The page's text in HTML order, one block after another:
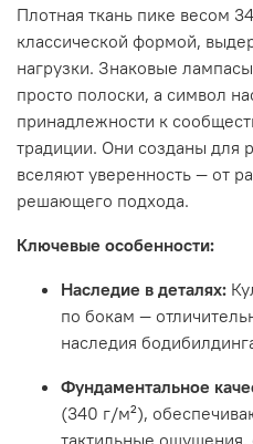
Плотная ткань пике весом
классической формой,
нагрузки. Знаковые
просто полоски, а символ
принадлежности к
традиции. Они созданы для
вселяют уверенность — от
решающего подхода.
Ключевые особенности:
Наследие в деталях:
по бокам —
наследия
Фундаментальное
(340 г/м²),
тактильные ощущения,